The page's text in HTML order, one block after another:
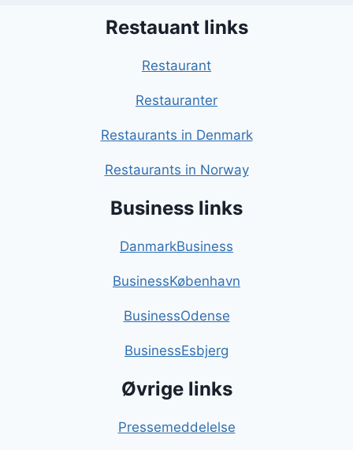
Restauant links
Restaurant
Restauranter
Restaurants in Denmark
Restaurants in Norway
Business links
DanmarkBusiness
BusinessKøbenhavn
BusinessOdense
BusinessEsbjerg
Øvrige links
Pressemeddelelse